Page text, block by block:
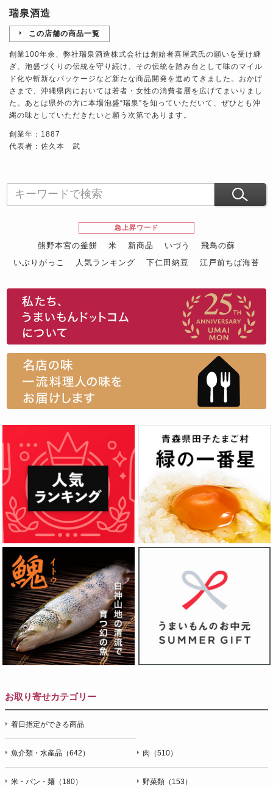
瑞泉酒造
この店舗の商品一覧
創業100年余、弊社瑞泉酒造株式会社は創始者喜屋武氏の願いを受け継
ぎ、泡盛づくりの伝統を守り続け、その伝統を踏み台として味のマイル
ド化や斬新なパッケージなど新たな商品開発を進めてきました。おかげ
さまで、沖縄県内においては若者・女性の消費者層を広げてまいりまし
た。あとは県外の方に本場泡盛“瑞泉”を知っていただいて、ぜひとも沖
縄の味としていただきたいと願う次第であります。
創業年：1887
代表者：佐久本 武
急上昇ワード
熊野本宮の釜餅 米 新商品 いづう
飛鳥の蘇
いぶりがっこ
人気ランキング 下仁田納豆
江戸前ちば海苔
お取り寄せカテゴリー
着日指定ができる商品
魚介類・水産品（642） 肉（510）
米・パン・麺（180） 野菜類（153）